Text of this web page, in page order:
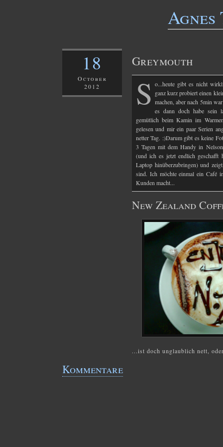
Greymouth
S o...heute gibt es nicht
ganz kurz probiert einen
machen, aber nach 5min
es dann doch habe sein
gemütlich beim Kamin im
gelesen und mir ein paar Serien
netter Tag. :)Darum gibt es keine
3 Tagen mit dem Handy in
(und ich es jetzt endlich geschafft
Laptop hinüberzubringen) und
sind. Ich möchte einmal ein Café
Kunden macht...
New Zealand
...ist doch unglaublich nett,
18
October
2012
Kommentare